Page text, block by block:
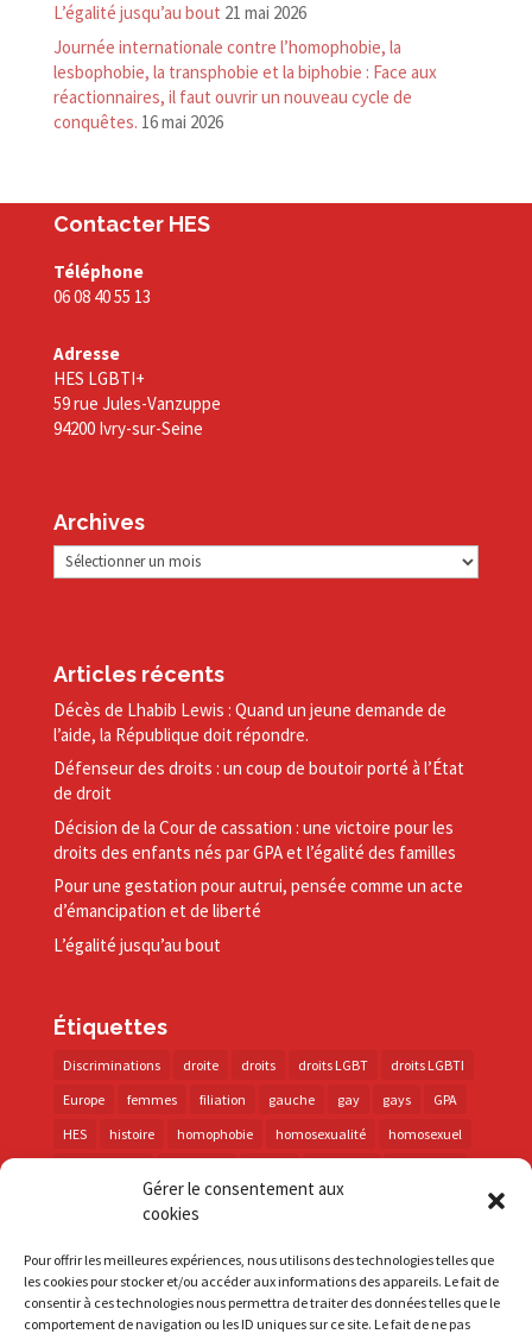
Gérer le consentement aux
cookies
Pour offrir les meilleures expériences, nous utilisons des technologies telles que
les cookies pour stocker et/ou accéder aux informations des appareils. Le fait de
consentir à ces technologies nous permettra de traiter des données telles que le
comportement de navigation ou les ID uniques sur ce site. Le fait de ne pas
L’égalité jusqu’au bout 21 mai 2026
Journée internationale contre l’homophobie, la
lesbophobie, la transphobie et la biphobie : Face aux
réactionnaires, il faut ouvrir un nouveau cycle de
conquêtes. 16 mai 2026
Contacter HES
Téléphone
06 08 40 55 13
Adresse
HES LGBTI+
59 rue Jules-Vanzuppe
94200 Ivry-sur-Seine
Archives
Archives
Articles récents
Décès de Lhabib Lewis : Quand un jeune demande de
l’aide, la République doit répondre.
Défenseur des droits : un coup de boutoir porté à l’État
de droit
Décision de la Cour de cassation : une victoire pour les
droits des enfants nés par GPA et l’égalité des familles
Pour une gestation pour autrui, pensée comme un acte
d’émancipation et de liberté
L’égalité jusqu’au bout
Étiquettes
Discriminations droite droits droits LGBT
droits LGBTI
Europe
femmes filiation gauche gay gays
GPA
HES
histoire homophobie homosexualité
homosexuel
personnes trans
PMA police propositions
prévention
santé
sida trans transphobie UE
Union européenne